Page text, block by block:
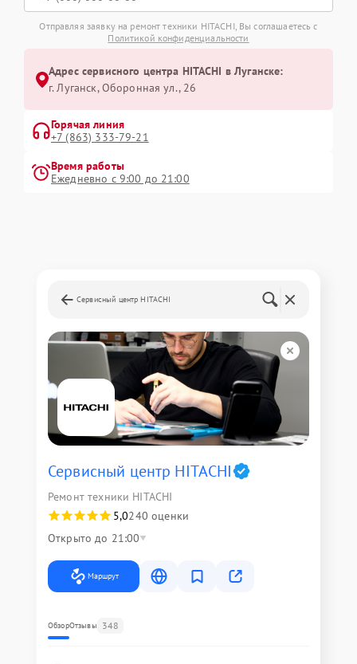
Отправляя заявку на ремонт техники HITACHI, Вы соглашаетесь с
Политикой конфиденциальности
Адрес сервисного центра HITACHI в Луганске:
г. Луганск, Оборонная ул., 26
Горячая линия
+7 (863) 333-79-21
Время работы
Ежедневно с 9:00 до 21:00
Сервисный центр HITACHI
Сервисный центр HITACHI
Ремонт техники HITACHI
5,0240 оценки
Открыто до 21:00
Маршрут
ОбзорОтзывы 348